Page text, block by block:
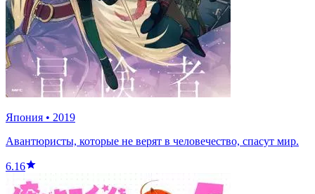
Япония • 2019
Авантюристы, которые не верят в человечество, спасут мир.
6.16